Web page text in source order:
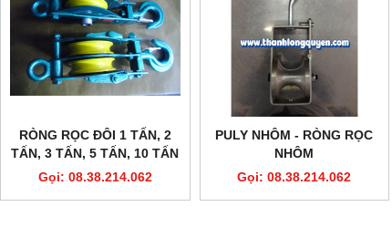
RÒNG RỌC ĐÔI 1 TẤN, 2
TẤN, 3 TẤN, 5 TẤN, 10 TẤN
KAWASAKI
Gọi: 08.38.214.062
PULY NHÔM - RÒNG RỌC
NHÔM
Gọi: 08.38.214.062